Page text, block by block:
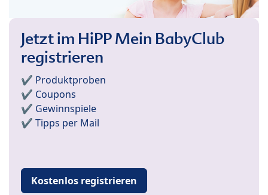
Jetzt im HiPP Mein BabyClub
registrieren
✔️ Produktproben
✔️ Coupons
✔️ Gewinnspiele
✔️ Tipps per Mail
Kostenlos registrieren